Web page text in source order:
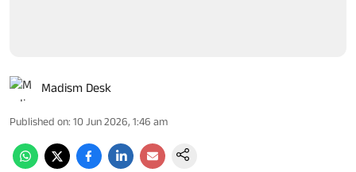
Madism Desk
Published on: 10 Jun 2026, 1:46 am